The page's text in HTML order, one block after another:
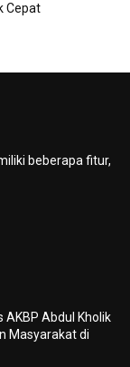
Cepat
beberapa fitur,
AKBP Abdul Kholik
Masyarakat di